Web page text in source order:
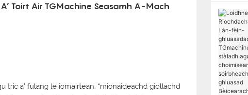
Toirt Air TGMachine Seasamh A-Mach
tric a’ fulang le iomairtean: “mionaideachd giollachd